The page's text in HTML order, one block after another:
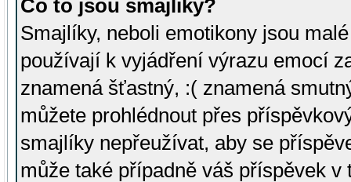
Co to jsou smajlíky?
Smajlíky, neboli emotikony jsou
používají k vyjádření výrazu emocí
znamená šťastný, :( znamená
můžete prohlédnout přes
smajlíky nepřeužívat, aby se
může také případně váš příspěvek v